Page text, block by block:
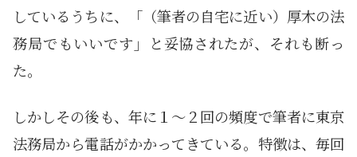
しているうちに、「（筆者の自宅に近い）厚木の法
務局でもいいです」と妥協されたが、それも断っ
た。
しかしその後も、年に１～２回の頻度で筆者に東京
法務局から電話がかかってきている。特徴は、毎回